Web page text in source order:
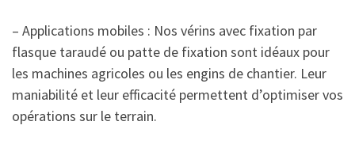
– Applications mobiles : Nos vérins avec fixation par
flasque taraudé ou patte de fixation sont idéaux pour
les machines agricoles ou les engins de chantier. Leur
maniabilité et leur efficacité permettent d’optimiser vos
opérations sur le terrain.